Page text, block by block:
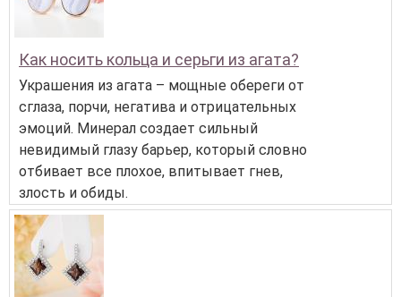
Как носить кольца и серьги из агата?
Украшения из агата – мощные обереги от
сглаза, порчи, негатива и отрицательных
эмоций. Минерал создает сильный
невидимый глазу барьер, который словно
отбивает все плохое, впитывает гнев,
злость и обиды.